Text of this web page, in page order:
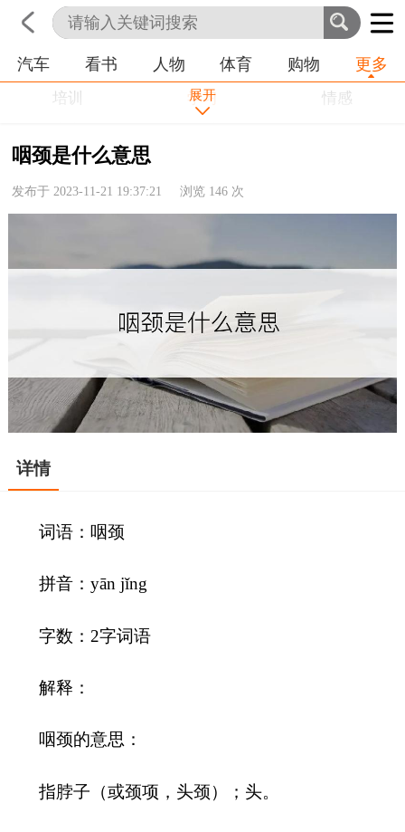
首页 科技 生活 职业
汽车 看书 人物 体育 购物 更多
培训 学习
情感
农业
健康
历史
展开
咽颈是什么意思
发布于 2023-11-21 19:37:21 浏览 146 次
详情
词语：咽颈
拼音：yān jǐng
字数：2字词语
解释：
咽颈的意思：
指脖子（或颈项，头颈）；头。